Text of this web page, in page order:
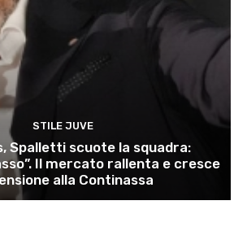
STILE JUVE
Spalletti scuote la squadra:
Il mercato rallenta e cresce
alla Continassa